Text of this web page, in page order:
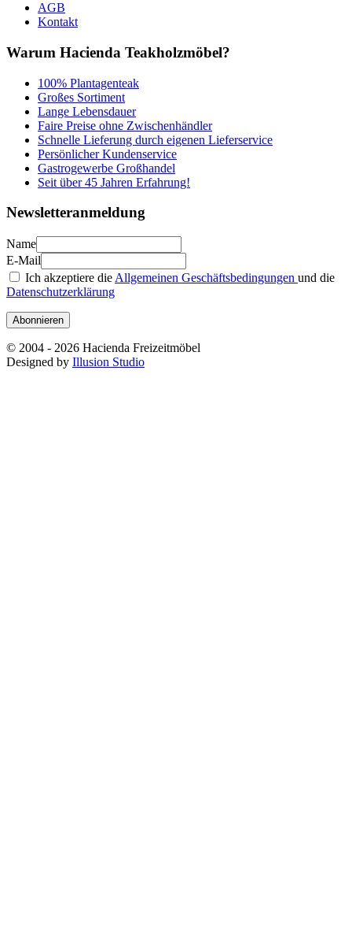
AGB
Kontakt
Warum Hacienda Teakholzmöbel?
100% Plantagenteak
Großes Sortiment
Lange Lebensdauer
Faire Preise ohne Zwischenhändler
Schnelle Lieferung durch eigenen Lieferservice
Persönlicher Kundenservice
Gastrogewerbe Großhandel
Seit über 45 Jahren Erfahrung!
Newsletteranmeldung
Name
E-Mail
Ich akzeptiere die Allgemeinen Geschäftsbedingungen und die
Datenschutzerklärung
Abonnieren
© 2004 - 2026 Hacienda Freizeitmöbel
Designed by Illusion Studio